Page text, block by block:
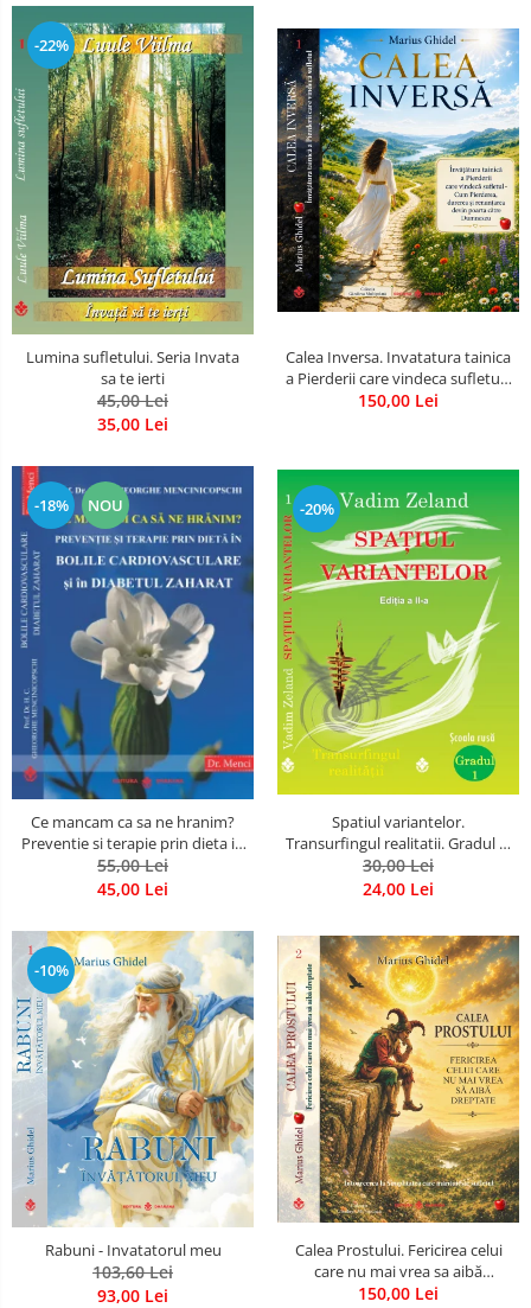
-22%
Lumina sufletului. Seria Invata
sa te ierti
45,00 Lei
35,00 Lei
Calea Inversa. Invatatura tainica
a Pierderii care vindeca sufletul -
Cum Pierderea, durerea si
150,00 Lei
-18% NOU
Ce mancam ca sa ne hranim?
Preventie si terapie prin dieta in
bolile cardiovasculare si in
diabetul zaharat
55,00 Lei
45,00 Lei
-20%
Spatiul variantelor.
Transurfingul realitatii. Gradul 1.
Cum sa ne dezvoltam intuitia si
sa ne alegem soarta
30,00 Lei
24,00 Lei
-10%
Rabuni - Invatatorul meu
103,60 Lei
93,00 Lei
Calea Prostului. Fericirea celui
care nu mai vrea sa aibă
dreptate - Intoarcerea la
150,00 Lei